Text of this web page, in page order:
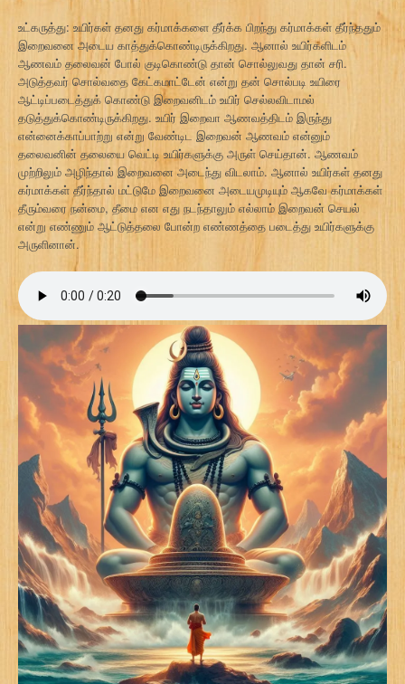
உட்கருத்து: உயிர்கள் தனது கர்மாக்களை தீர்க்க பிறந்து கர்மாக்கள் தீர்ந்ததும்
இறைவனை அடைய காத்துக்கொண்டிருக்கிறது. ஆனால் உயிர்களிடம்
ஆணவம் தலைவன் போல் குடிகொண்டு தான் சொல்லுவது தான் சரி.
அடுத்தவர் சொல்வதை கேட்கமாட்டேன் என்று தன் சொல்படி உயிரை
ஆட்டிப்படைத்துக் கொண்டு இறைவனிடம் உயிர் செல்லவிடாமல்
தடுத்துக்கொண்டிருக்கிறது. உயிர் இறைவா ஆணவத்திடம் இருந்து
என்னைக்காப்பாற்று என்று வேண்டிட இறைவன் ஆணவம் என்னும்
தலைவனின் தலையை வெட்டி உயிர்களுக்கு அருள் செய்தான். ஆணவம்
முற்றிலும் அழிந்தால் இறைவனை அடைந்து விடலாம். ஆனால் உயிர்கள் தனது
கர்மாக்கள் தீர்ந்தால் மட்டுமே இறைவனை அடையமுடியும் ஆகவே கர்மாக்கள்
தீரும்வரை நன்மை, தீமை என எது நடந்தாலும் எல்லாம் இறைவன் செயல்
என்று எண்ணும் ஆட்டுத்தலை போன்ற எண்ணத்தை படைத்து உயிர்களுக்கு
அருளினான்.